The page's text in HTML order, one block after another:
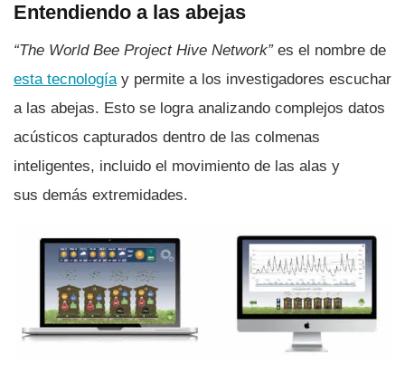
Entendiendo a las abejas
“The World Bee Project Hive Network”es el nombre de
esta tecnologí­ay permite a los investigadores escuchar
a las abejas. Esto se logra analizando complejos datos
acústicos capturados dentro de las colmenas
inteligentes, incluido el movimiento de las alas y
sus demás extremidades.